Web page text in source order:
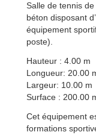
Salle de tennis
béton disposant
équipement
poste).
Hauteur : 4.00 m
Longueur: 20.00
Largeur: 10.00 m
Surface : 200.00
Cet équipement
formations